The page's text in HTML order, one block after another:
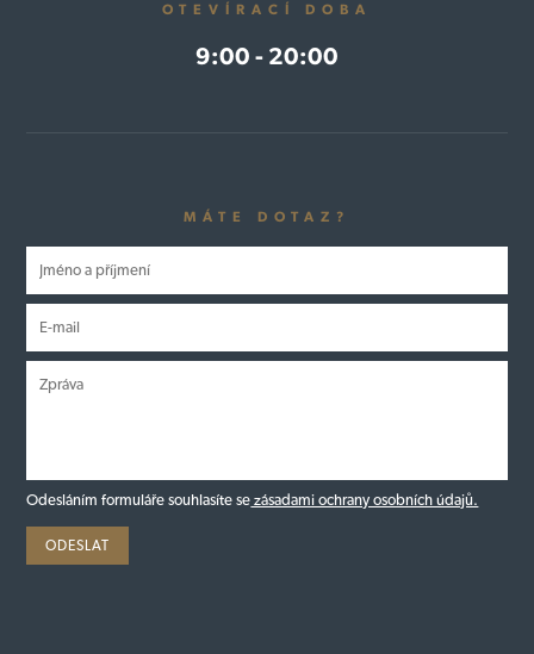
OTEVÍRACÍ DOBA
9:00 - 20:00
MÁTE DOTAZ?
Odesláním formuláře souhlasíte se zásadami ochrany osobních údajů.